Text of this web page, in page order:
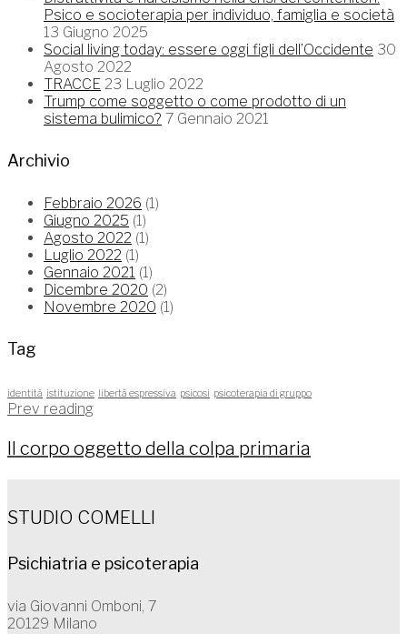
Psico e socioterapia per individuo, famiglia e società
13 Giugno 2025
Social living today: essere oggi figli dell’Occidente 30
Agosto 2022
TRACCE 23 Luglio 2022
Trump come soggetto o come prodotto di un
sistema bulimico? 7 Gennaio 2021
Archivio
Febbraio 2026 (1)
Giugno 2025 (1)
Agosto 2022 (1)
Luglio 2022 (1)
Gennaio 2021 (1)
Dicembre 2020 (2)
Novembre 2020 (1)
Tag
identità istituzione libertà espressiva psicosi psicoterapia di gruppo
Prev reading
Il corpo oggetto della colpa primaria
STUDIO COMELLI
Psichiatria e psicoterapia
via Giovanni Omboni, 7
20129 Milano